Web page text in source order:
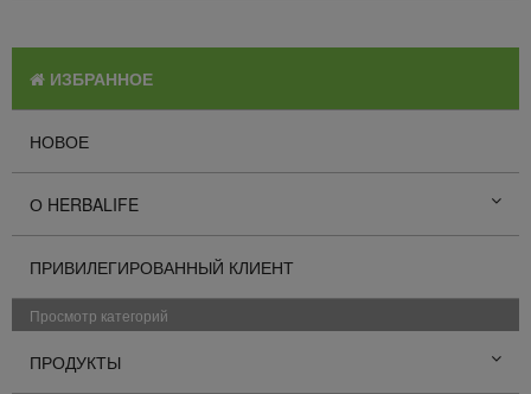
ИЗБРАННОЕ
НОВОЕ
О HERBALIFE
ПРИВИЛЕГИРОВАННЫЙ КЛИЕНТ
Просмотр категорий
ПРОДУКТЫ